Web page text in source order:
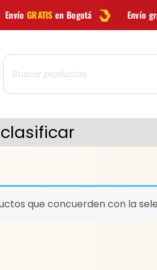
Envío gratis a todo
Búsqueda
de
productos
que concuerden con la